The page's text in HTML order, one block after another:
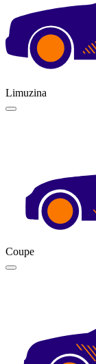
Limuzina
Coupe